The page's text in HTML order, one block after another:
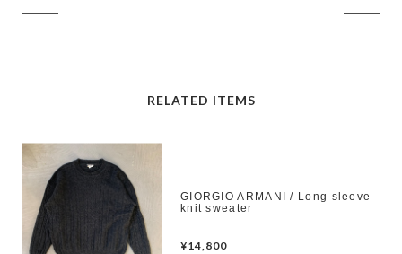
RELATED ITEMS
GIORGIO ARMANI / Long sleeve
knit sweater
¥14,800